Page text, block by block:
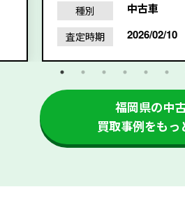
種別 中古車
査定時期 2026/02/10
福岡県の中
買取事例をもっ